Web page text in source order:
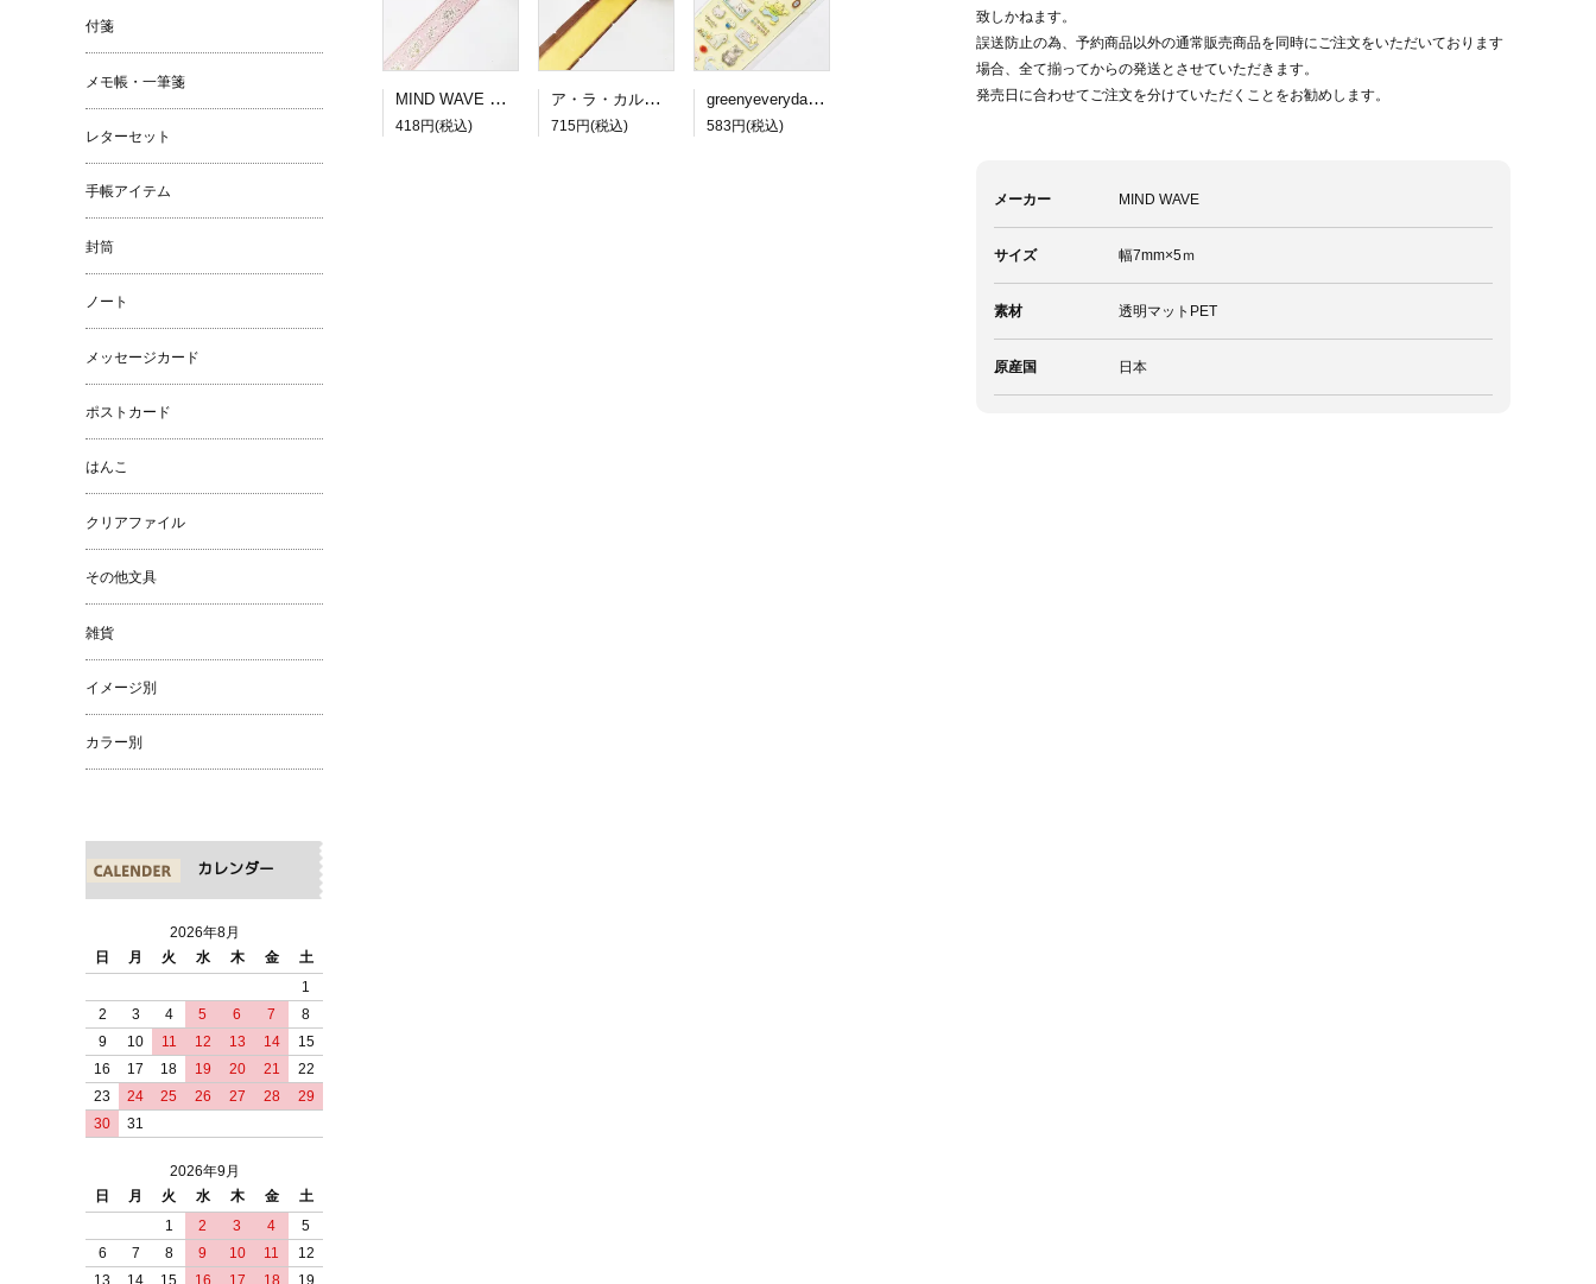
致しかねます。
誤送防止の為、予約商品以外の通常販売商品を同時にご注文をいただいております
場合、全て揃ってからの発送とさせていただきます。
発売日に合わせてご注文を分けていただくことをお勧めします。
メーカー MIND WAVE
サイズ 幅7mm×5ｍ
素材 透明マットPET
原産国 日本
MIND WAVE SUGARIA tape Classy 30mm幅３
418円(税込)
ア・ラ・カル堂 カステラのロール付箋
715円(税込)
greenyeveryday PETステッカー lazy cat
583円(税込)
付箋
メモ帳・一筆箋
レターセット
手帳アイテム
封筒
ノート
メッセージカード
ポストカード
はんこ
クリアファイル
その他文具
雑貨
イメージ別
カラー別
カレンダー
2026年8月
日
月 火 水 木 金
土
1
2
3 4 5 6 7
8
9
10 11 12 13 14
15
16
17 18 19 20 21
22
23
24 25 26 27 28
29
30
31
2026年9月
日
月 火 水 木 金
土
1
2 3 4
5
6
7 8 9 10 11
12
13
14 15 16 17 18 19